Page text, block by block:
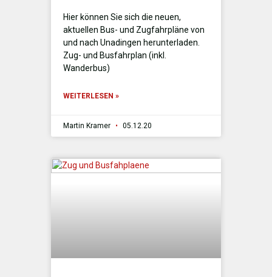
Hier können Sie sich die neuen,
aktuellen Bus- und Zugfahrpläne von
und nach Unadingen herunterladen.
Zug- und Busfahrplan (inkl.
Wanderbus)
WEITERLESEN »
Martin Kramer 05.12.20